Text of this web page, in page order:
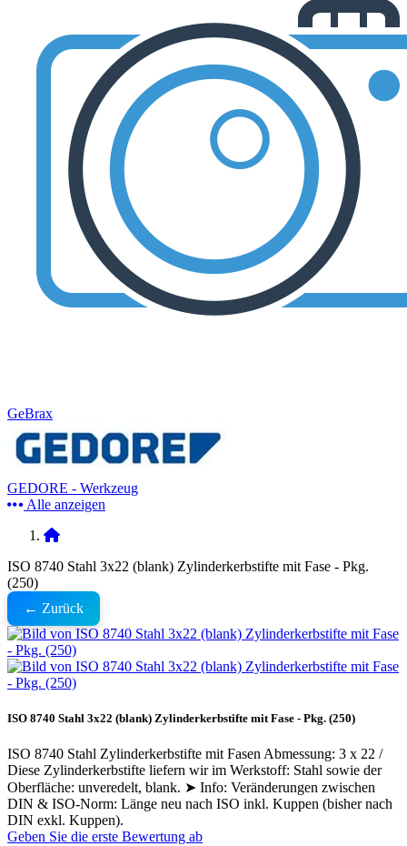
GeBrax
GEDORE - Werkzeug
Alle anzeigen
ISO 8740 Stahl 3x22 (blank) Zylinderkerbstifte mit Fase - Pkg.
(250)
← Zurück
ISO 8740 Stahl 3x22 (blank) Zylinderkerbstifte mit Fase - Pkg. (250)
ISO 8740 Stahl Zylinderkerbstifte mit Fasen Abmessung: 3 x 22 /
Diese Zylinderkerbstifte liefern wir im Werkstoff: Stahl sowie der
Oberfläche: unveredelt, blank. ➤ Info: Veränderungen zwischen
DIN & ISO-Norm: Länge neu nach ISO inkl. Kuppen (bisher nach
DIN exkl. Kuppen).
Geben Sie die erste Bewertung ab